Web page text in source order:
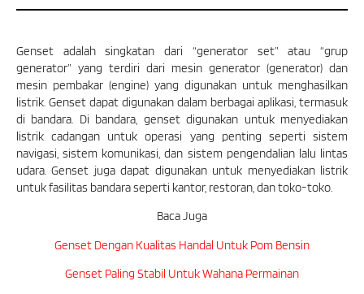
Genset adalah singkatan dari “generator set” atau “grup
generator” yang terdiri dari mesin generator (generator) dan
mesin pembakar (engine) yang digunakan untuk menghasilkan
listrik. Genset dapat digunakan dalam berbagai aplikasi, termasuk
di bandara. Di bandara, genset digunakan untuk menyediakan
listrik cadangan untuk operasi yang penting seperti sistem
navigasi, sistem komunikasi, dan sistem pengendalian lalu lintas
udara. Genset juga dapat digunakan untuk menyediakan listrik
untuk fasilitas bandara seperti kantor, restoran, dan toko-toko.
Baca Juga
Genset Dengan Kualitas Handal Untuk Pom Bensin
Genset Paling Stabil Untuk Wahana Permainan